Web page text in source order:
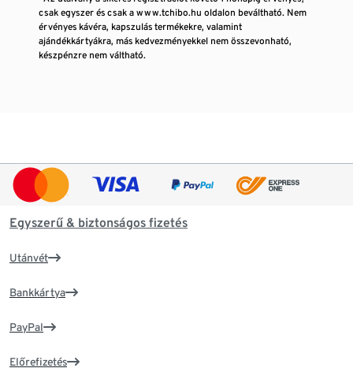
csak egyszer és csak a www.tchibo.hu oldalon beváltható. Nem
érvényes kávéra, kapszulás termékekre, valamint
ajándékkártyákra, más kedvezményekkel nem összevonható,
készpénzre nem váltható.
Egyszerű & biztonságos fizetés
Utánvét
Bankkártya
PayPal
Előrefizetés